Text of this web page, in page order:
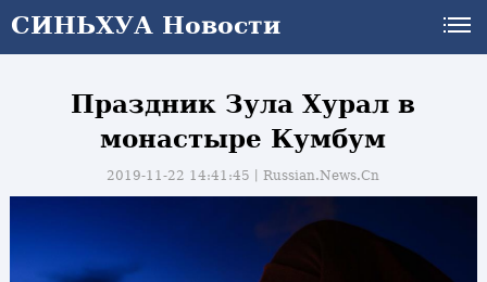
СИНЬХУА Новости
Праздник Зула Хурал в
монастыре Кумбум
2019-11-22 14:41:45丨Russian.News.Cn